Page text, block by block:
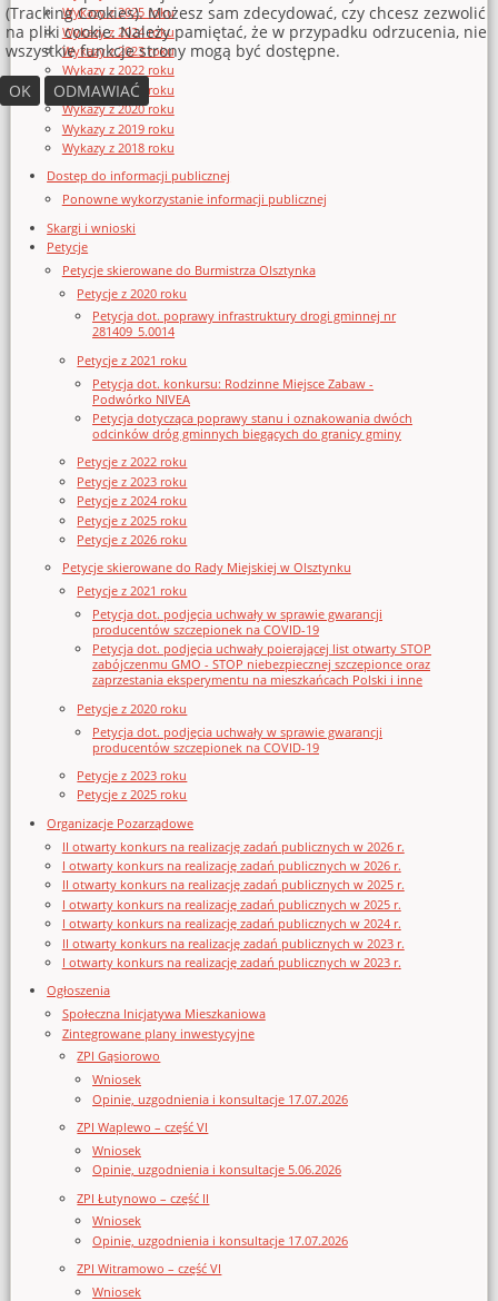
Wykazy z 2025 roku
Wykazy z 2024 roku
Wykazy z 2023 roku
Wykazy z 2022 roku
Wykazy z 2021 roku
Wykazy z 2020 roku
Wykazy z 2019 roku
Wykazy z 2018 roku
Dostęp do informacji publicznej
Ponowne wykorzystanie informacji publicznej
Skargi i wnioski
Petycje
Petycje skierowane do Burmistrza Olsztynka
Petycje z 2020 roku
Petycja dot. poprawy infrastruktury drogi gminnej nr
281409_5.0014
Petycje z 2021 roku
Petycja dot. konkursu: Rodzinne Miejsce Zabaw -
Podwórko NIVEA
Petycja dotycząca poprawy stanu i oznakowania dwóch
odcinków dróg gminnych biegących do granicy gminy
Petycje z 2022 roku
Petycje z 2023 roku
Petycje z 2024 roku
Petycje z 2025 roku
Petycje z 2026 roku
Petycje skierowane do Rady Miejskiej w Olsztynku
Petycje z 2021 roku
Petycja dot. podjęcia uchwały w sprawie gwarancji
producentów szczepionek na COVID-19
Petycja dot. podjęcia uchwały poierającej list otwarty STOP
zabójczenmu GMO - STOP niebezpiecznej szczepionce oraz
zaprzestania eksperymentu na mieszkańcach Polski i inne
Petycje z 2020 roku
Petycja dot. podjęcia uchwały w sprawie gwarancji
producentów szczepionek na COVID-19
Petycje z 2023 roku
Petycje z 2025 roku
Organizacje Pozarządowe
II otwarty konkurs na realizację zadań publicznych w 2026 r.
I otwarty konkurs na realizację zadań publicznych w 2026 r.
II otwarty konkurs na realizację zadań publicznych w 2025 r.
I otwarty konkurs na realizację zadań publicznych w 2025 r.
I otwarty konkurs na realizację zadań publicznych w 2024 r.
II otwarty konkurs na realizację zadań publicznych w 2023 r.
I otwarty konkurs na realizację zadań publicznych w 2023 r.
Ogłoszenia
Społeczna Inicjatywa Mieszkaniowa
Zintegrowane plany inwestycyjne
ZPI Gąsiorowo
Wniosek
Opinie, uzgodnienia i konsultacje 17.07.2026
ZPI Waplewo – część VI
Wniosek
Opinie, uzgodnienia i konsultacje 5.06.2026
ZPI Łutynowo – część II
Wniosek
Opinie, uzgodnienia i konsultacje 17.07.2026
ZPI Witramowo – część VI
Wniosek
(Tracking Cookies). Możesz sam zdecydować, czy chcesz zezwolić
na pliki cookie. Należy pamiętać, że w przypadku odrzucenia, nie
wszystkie funkcje strony mogą być dostępne.
OK
ODMAWIAĆ